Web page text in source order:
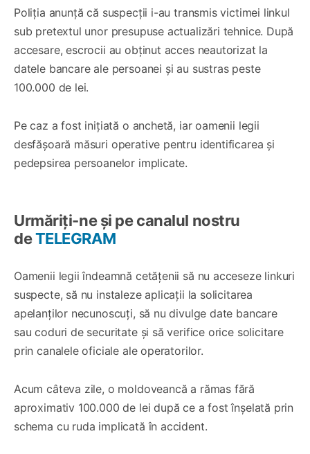
Poliția anunță că suspecții i-au transmis victimei linkul
sub pretextul unor presupuse actualizări tehnice. După
accesare, escrocii au obținut acces neautorizat la
datele bancare ale persoanei și au sustras peste
100.000 de lei.
Pe caz a fost inițiată o anchetă, iar oamenii legii
desfășoară măsuri operative pentru identificarea și
pedepsirea persoanelor implicate.
Urmăriți-ne și pe canalul nostru
deTELEGRAM
Oamenii legii îndeamnă cetățenii să nu acceseze linkuri
suspecte, să nu instaleze aplicații la solicitarea
apelanților necunoscuți, să nu divulge date bancare
sau coduri de securitate și să verifice orice solicitare
prin canalele oficiale ale operatorilor.
Acum câteva zile, o moldoveancă a rămas fără
aproximativ 100.000 de lei după ce a fost înșelată prin
schema cu ruda implicată în accident.